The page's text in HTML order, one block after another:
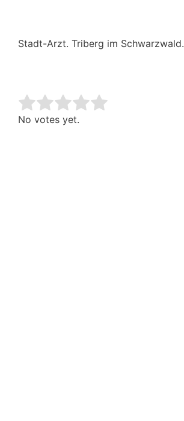
Stadt-Arzt. Triberg im Schwarzwald.
Rate this item:
No votes yet.